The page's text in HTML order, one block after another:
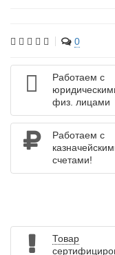
0
Работаем с
физ. лицами
Работаем с
счетами!
Товар